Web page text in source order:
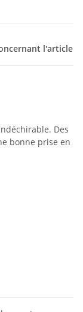
l'article
Des
bonne prise en